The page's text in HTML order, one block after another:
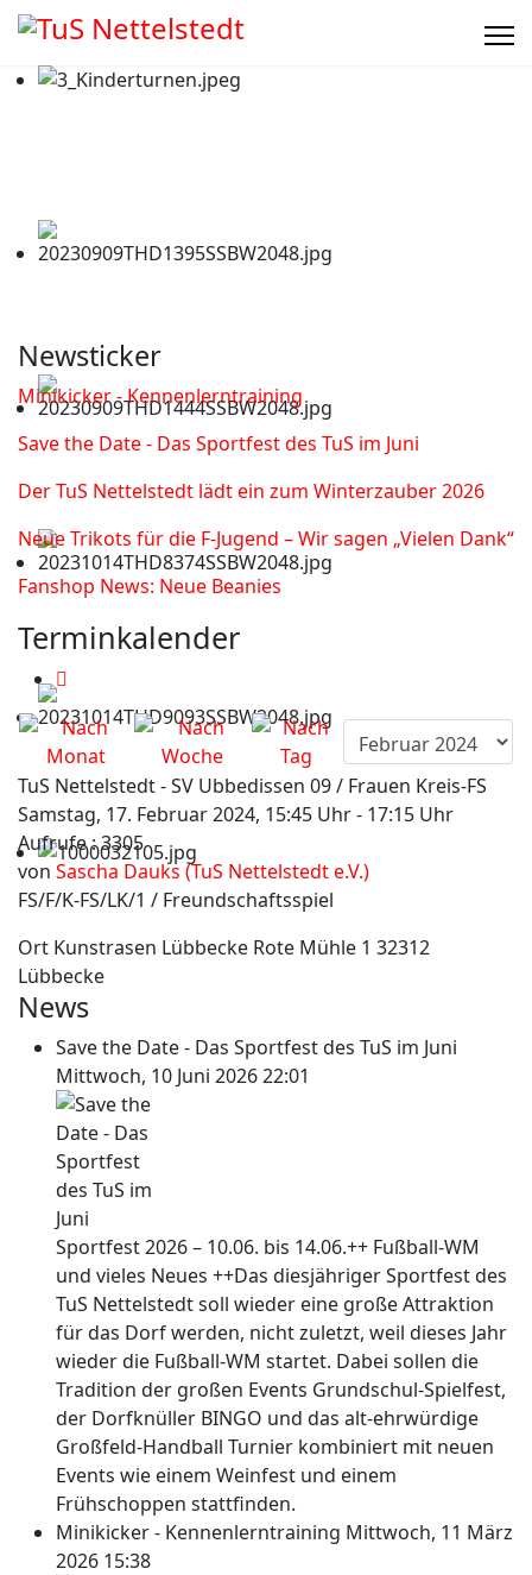
Newsticker
Minikicker - Kennenlerntraining
Save the Date - Das Sportfest des TuS im Juni
Der TuS Nettelstedt lädt ein zum Winterzauber 2026
Neue Trikots für die F-Jugend – Wir sagen „Vielen Dank“
Fanshop News: Neue Beanies
Terminkalender
TuS Nettelstedt - SV Ubbedissen 09 / Frauen Kreis-FS
Samstag, 17. Februar 2024, 15:45 Uhr - 17:15 Uhr
Aufrufe: 3305
von Sascha Dauks (TuS Nettelstedt e.V.)
FS/F/K-FS/LK/1 / Freundschaftsspiel
Ort Kunstrasen Lübbecke Rote Mühle 1 32312
Lübbecke
News
Save the Date - Das Sportfest des TuS im Juni
Mittwoch, 10 Juni 2026 22:01
Sportfest 2026 – 10.06. bis 14.06.++ Fußball-WM
und vieles Neues ++Das diesjähriger Sportfest des
TuS Nettelstedt soll wieder eine große Attraktion
für das Dorf werden, nicht zuletzt, weil dieses Jahr
wieder die Fußball-WM startet. Dabei sollen die
Tradition der großen Events Grundschul-Spielfest,
der Dorfknüller BINGO und das alt-ehrwürdige
Großfeld-Handball Turnier kombiniert mit neuen
Events wie einem Weinfest und einem
Frühschoppen stattfinden.
Minikicker - Kennenlerntraining Mittwoch, 11 März
2026 15:38